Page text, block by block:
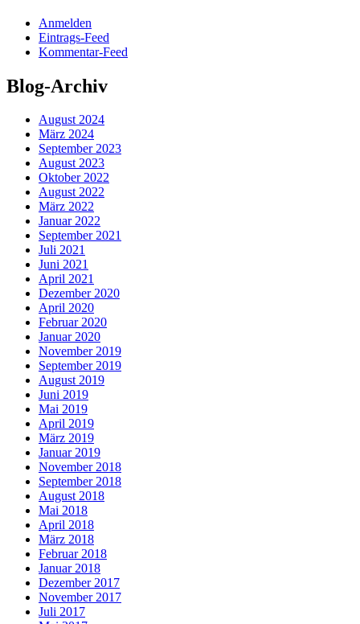
Anmelden
Eintrags-Feed
Kommentar-Feed
Blog-Archiv
August 2024
März 2024
September 2023
August 2023
Oktober 2022
August 2022
März 2022
Januar 2022
September 2021
Juli 2021
Juni 2021
April 2021
Dezember 2020
April 2020
Februar 2020
Januar 2020
November 2019
September 2019
August 2019
Juni 2019
Mai 2019
April 2019
März 2019
Januar 2019
November 2018
September 2018
August 2018
Mai 2018
April 2018
März 2018
Februar 2018
Januar 2018
Dezember 2017
November 2017
Juli 2017